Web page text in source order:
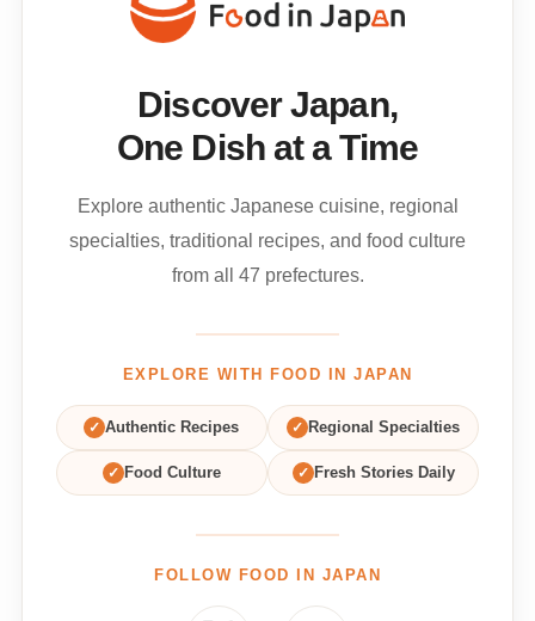
Discover Japan,
One Dish at a Time
Explore authentic Japanese cuisine, regional
specialties, traditional recipes, and food culture
from all 47 prefectures.
EXPLORE WITH FOOD IN JAPAN
✓ Authentic Recipes ✓ Regional Specialties
✓ Food Culture ✓ Fresh Stories Daily
FOLLOW FOOD IN JAPAN